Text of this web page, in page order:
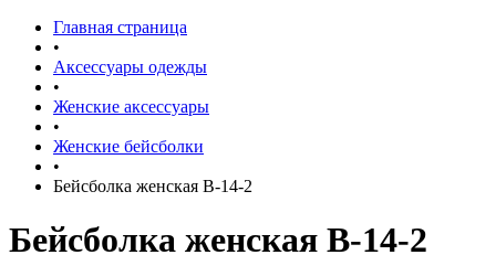
Главная страница
•
Аксессуары одежды
•
Женские аксессуары
•
Женские бейсболки
•
Бейсболка женская B-14-2
Бейсболка женская B-14-2